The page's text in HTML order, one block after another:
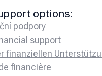
options:
podpory
support
finanziellen
financière